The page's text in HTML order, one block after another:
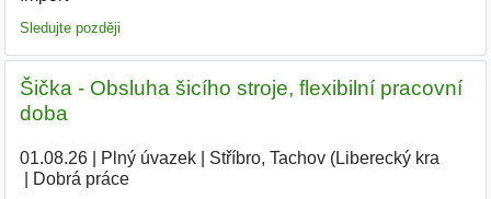
Sledujte později
Šička - Obsluha šicího stroje, flexibilní pracovní
doba
01.08.26| Plný úvazek| Stříbro, Tachov (Liberecký kra
Dobrá práce